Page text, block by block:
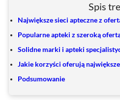
Spis
Największe sieci apteczne z
Popularne apteki z szeroką
Solidne marki i apteki
Jakie korzyści oferują
Podsumowanie